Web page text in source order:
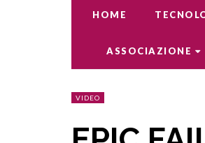
HOME
ASSOCIAZIONE
VIDEO